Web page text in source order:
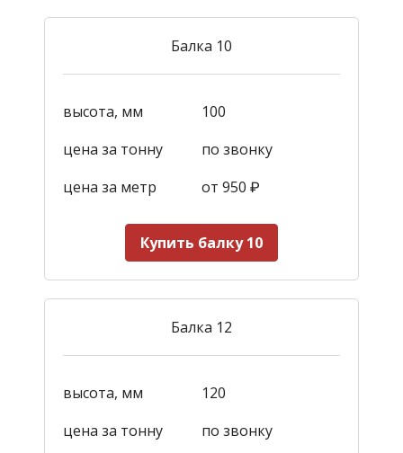
Балка 10
высота, мм
100
цена за тонну
по звонку
цена за метр
от 950 ₽
Купить балку 10
Балка 12
высота, мм
120
цена за тонну
по звонку